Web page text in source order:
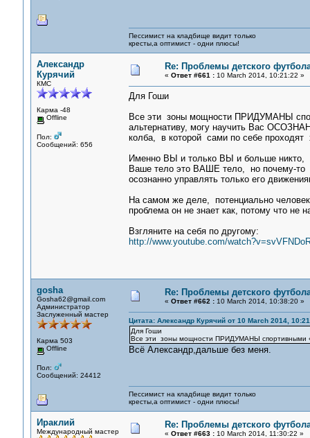
Пессимист на кладбище видит только
кресты,а оптимист - одни плюсы!
Александр
Курячий
КМС
Карма -48
Offline
Пол:
Сообщений: 656
Re: Проблемы детского
« Ответ #661 :10 March 2014, 10:21:22 »
Для Гоши
Все эти зоны мощности ПРИДУМАНЫ
альтернативу, могу научить Вас
колба, в которой сами по себе
Именно ВЫ и только ВЫ и больше
Ваше тело это ВАШЕ тело, но почему-то
осознанно управлять только его
На самом же деле, потенциально
проблема он не знает как, потому что не
Взгляните на себя по другому:
http://www.youtube.com/
gosha
Gosha62@gmail.com
Администратор
Заслуженный мастер
Карма 503
Offline
Пол:
Сообщений: 24412
Re: Проблемы детского
« Ответ #662 :10 March 2014, 10:38:20 »
Цитата: Александр Курячий от 10 March 2014,
Для Гоши
Все эти зоны мощности ПРИДУМАНЫ спортивными
Всё Александр,дальше без меня.
Пессимист на кладбище видит только
кресты,а оптимист - одни плюсы!
Ираклий
Международный мастер
Re: Проблемы детского
« Ответ #663 :10 March 2014, 11:30:22 »